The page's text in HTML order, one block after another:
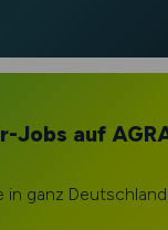
Jobs auf
in ganz